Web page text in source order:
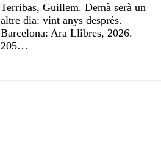
Terribas, Guillem. Demà serà un
altre dia: vint anys després.
Barcelona: Ara Llibres, 2026.
205…